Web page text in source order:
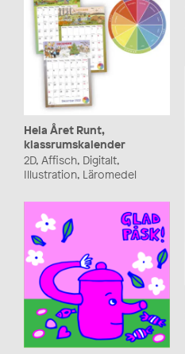
Hela Året Runt,
klassrumskalender
2D, Affisch, Digitalt,
Illustration, Läromedel